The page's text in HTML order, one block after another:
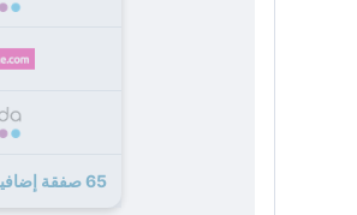
65 صفقة إضافية لـ فندق جولدن توليب الدوحة